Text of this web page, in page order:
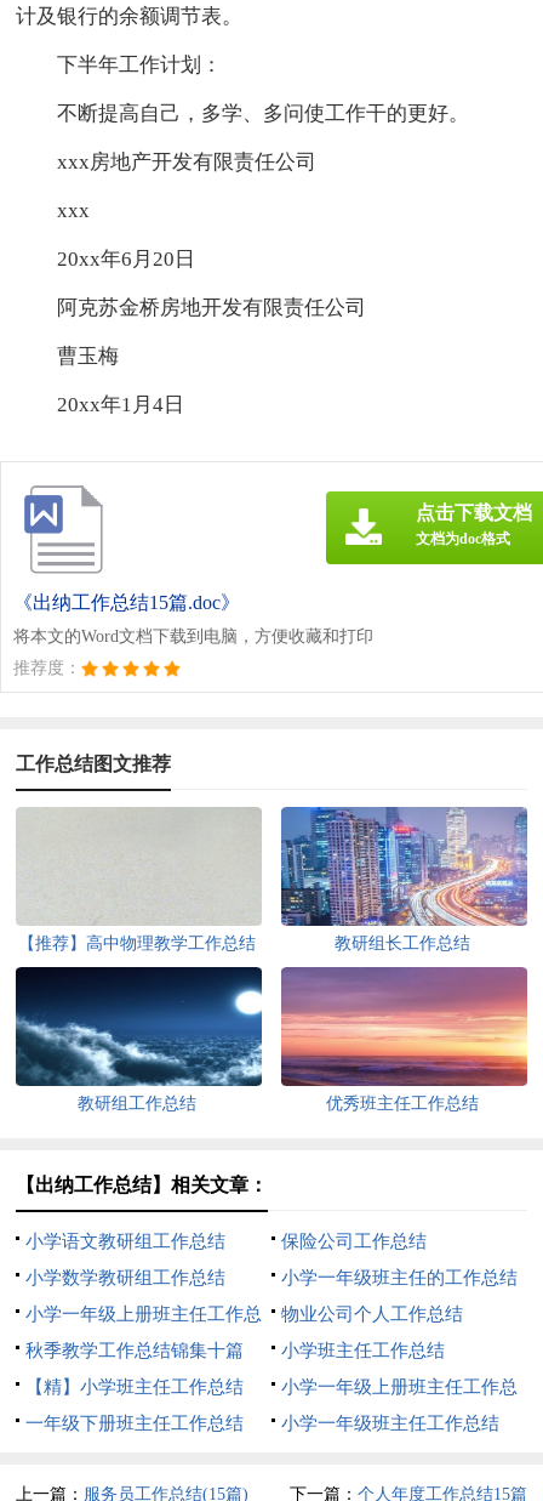
计及银行的余额调节表。
下半年工作计划：
不断提高自己，多学、多问使工作干的更好。
xxx房地产开发有限责任公司
xxx
20xx年6月20日
阿克苏金桥房地开发有限责任公司
曹玉梅
20xx年1月4日
《出纳工作总结15篇.doc》
将本文的Word文档下载到电脑，方便收藏和打印
推荐度：
点击下载文档
文档为doc格式
工作总结图文推荐
【推荐】高中物理教学工作总结
教研组长工作总结
教研组工作总结 优秀班主任工作总结
【出纳工作总结】相关文章：
小学语文教研组工作总结
保险公司工作总结
小学数学教研组工作总结
小学一年级班主任的工作总结
范文
小学一年级上册班主任工作总
结
物业公司个人工作总结
秋季教学工作总结锦集十篇
小学班主任工作总结
【精】小学班主任工作总结
小学一年级上册班主任工作总
结7篇
一年级下册班主任工作总结 小学一年级班主任工作总结
上一篇： 服务员工作总结(15篇) 下一篇： 个人年度工作总结15篇